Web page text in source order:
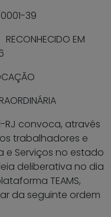
0001-39
EM
convoca, através
trabalhadores e
e Serviços no estado
deliberativa no dia
TEAMS,
da seguinte ordem